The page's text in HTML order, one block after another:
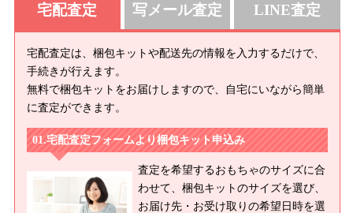
宅配査定
宅配査定は、梱包キットや配送先の情報を入力するだけで、
手続きが行えます。
無料で梱包キットをお届けしますので、自宅にいながら簡単
に査定ができます。
宅配査定フォームより梱包キット申込み
査定を希望するおもちゃのサイズに合
わせて、梱包キットのサイズを選び、
お届け先・お受け取りの希望日時を選
写メール査定 LINE査定